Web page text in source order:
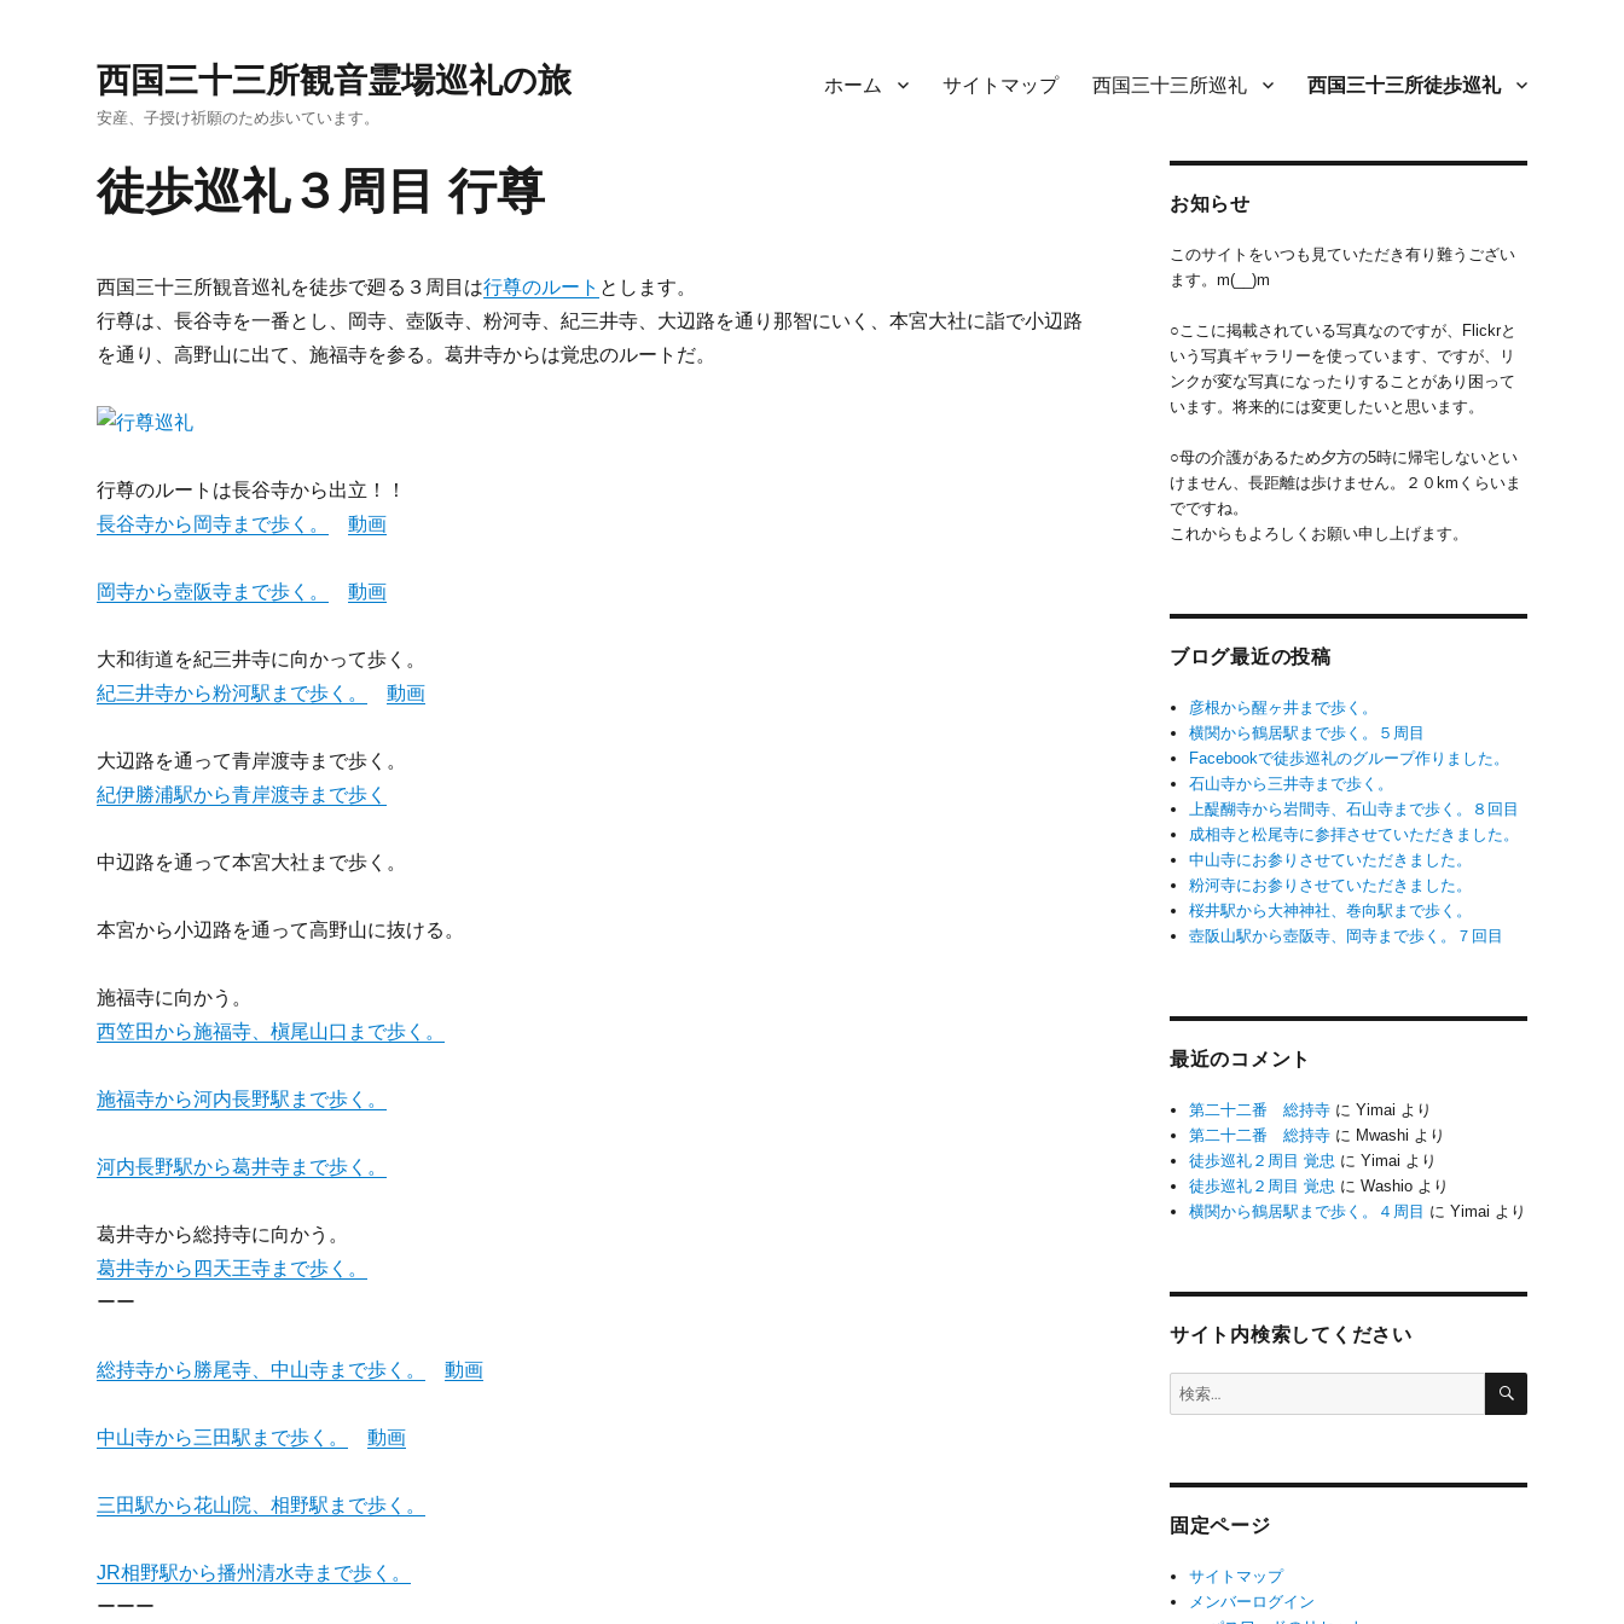
西国三十三所観音霊場巡礼の旅
安産、子授け祈願のため歩いています。
ホーム サイトマップ 西国三十三所巡礼 西国三十三所徒歩巡礼
徒歩巡礼３周目 行尊
西国三十三所観音巡礼を徒歩で廻る３周目は行尊のルート とします。
行尊は、長谷寺を一番とし、岡寺、壺阪寺、粉河寺、紀三井寺、大辺路を通り那智にいく、本宮大社に詣で小辺路
を通り、高野山に出て、施福寺を参る。葛井寺からは覚忠のルートだ。
行尊のルートは長谷寺から出立！！
長谷寺から岡寺まで歩く。
動画
岡寺から壺阪寺まで歩く。 動画
大和街道を紀三井寺に向かって歩く。
紀三井寺から粉河駅まで歩く。
動画
大辺路を通って青岸渡寺まで歩く。
紀伊勝浦駅から青岸渡寺まで歩く
中辺路を通って本宮大社まで歩く。
本宮から小辺路を通って高野山に抜ける。
施福寺に向かう。
西笠田から施福寺、槇尾山口まで歩く。
施福寺から河内長野駅まで歩く。
河内長野駅から葛井寺まで歩く。
葛井寺から総持寺に向かう。
葛井寺から四天王寺まで歩く。
ーー
総持寺から勝尾寺、中山寺まで歩く。 動画
中山寺から三田駅まで歩く。 動画
三田駅から花山院、相野駅まで歩く。
JR相野駅から播州清水寺まで歩く。
ーーー
お知らせ
このサイトをいつも見ていただき有り難うござい
ます。m(__)m
○ここに掲載されている写真なのですが、Flickrと
いう写真ギャラリーを使っています、ですが、リ
ンクが変な写真になったりすることがあり困って
います。将来的には変更したいと思います。
○母の介護があるため夕方の5時に帰宅しないとい
けません、長距離は歩けません。２０kmくらいま
でですね。
これからもよろしくお願い申し上げます。
ブログ最近の投稿
彦根から醒ヶ井まで歩く。
横関から鶴居駅まで歩く。５周目
Facebookで徒歩巡礼のグループ作りました。
石山寺から三井寺まで歩く。
上醍醐寺から岩間寺、石山寺まで歩く。８回目
成相寺と松尾寺に参拝させていただきました。
中山寺にお参りさせていただきました。
粉河寺にお参りさせていただきました。
桜井駅から大神神社、巻向駅まで歩く。
壺阪山駅から壺阪寺、岡寺まで歩く。７回目
最近のコメント
第二十二番 総持寺 にYimai より
第二十二番 総持寺 に Mwashi より
徒歩巡礼２周目 覚忠 にYimai より
徒歩巡礼２周目 覚忠 にWashio より
横関から鶴居駅まで歩く。４周目 にYimai より
サイト内検索してください
検
索:
検
固定ページ
サイトマップ
メンバーログイン